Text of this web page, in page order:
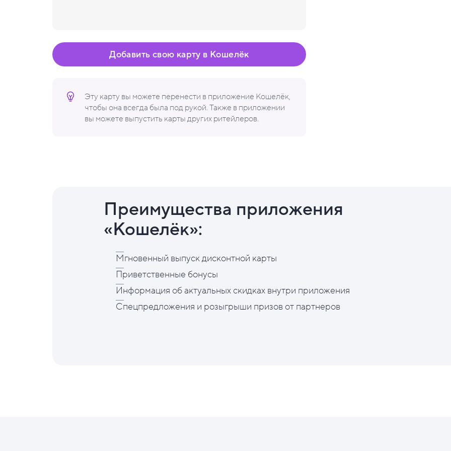
Эту карту вы можете перенести в приложение Кошелёк,
чтобы она всегда была под рукой. Также в приложении
вы можете выпустить карты других ритейлеров.
Добавить свою карту в Кошелёк
Преимущества приложения
«Кошелёк»:
Мгновенный выпуск дисконтной карты
Приветственные бонусы
Информация об актуальных скидках внутри приложения
Спецпредложения и розыгрыши призов от партнеров